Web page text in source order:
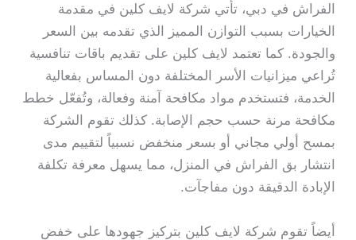
الفراش في دبي، تأتي شركة لايف كلين في مقدمة
الخيارات بسبب التوازن المميز الذي تقدمه بين السعر
والجودة. كما تعتمد لايف كلين على تقديم باقات تنافسية
تُراعي ميزانيات الأسر المختلفة دون المساس بفعالية
الخدمة، فتستخدم مواد مكافحة آمنة وفعالة، وتُفعّل خطط
مكافحة مرنة حسب حجم الإصابة. كذلك تقوم الشركة
بمسح أولي مجاني أو بسعر منخفض نسبياً لتقييم مدى
انتشار بق الفراش في المنزل، مما يسهل معرفة تكلفة
الإبادة الدقيقة دون مفاجآت.
أيضاً تقوم شركة لايف كلين بتركيز جهودها على خفض